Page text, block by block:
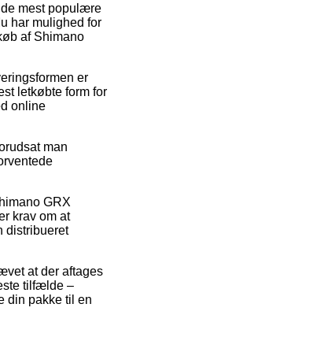
mest populære
har mulighed for
af Shimano
er
letkøbte form for
online
man
GRX
krav om at
distribueret
at der aftages
tilfælde –
din pakke til en